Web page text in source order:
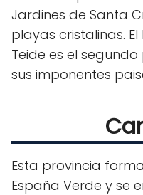
Jardines de Santa
playas cristalinas.
Teide es el
sus imponentes
Esta provincia
España Verde y se